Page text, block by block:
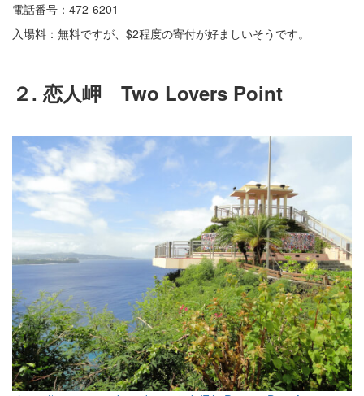
電話番号：472-6201
入場料：無料ですが、$2程度の寄付が好ましいそうです。
２. 恋人岬 Two Lovers Point